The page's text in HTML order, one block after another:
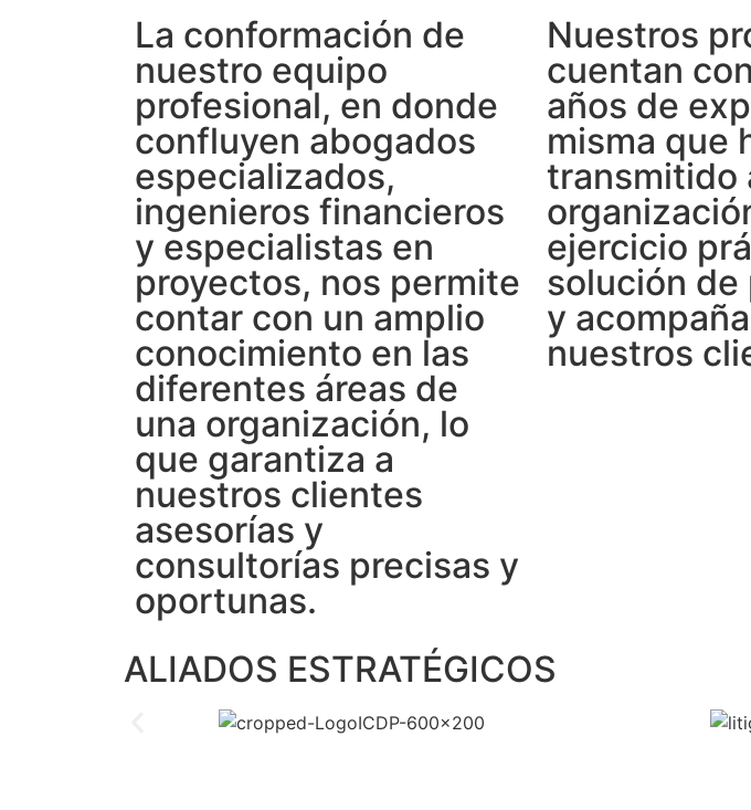
La conformación de
nuestro equipo
profesional, en donde
confluyen abogados
especializados,
ingenieros financieros
y especialistas en
proyectos, nos permite
contar con un amplio
conocimiento en las
diferentes áreas de
una organización, lo
que garantiza a
nuestros clientes
asesorías y
consultorías precisas y
oportunas.
Nuestros
cuentan
años de
misma que
transmitido
ejercicio
solución de
y
nuestros
ALIADOS ESTRATÉGICOS